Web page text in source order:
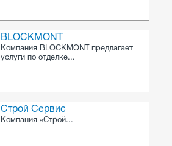
BLOCKMONT
Компания BLOCKMONT предлагает
услуги по отделке...
Строй Сервис
Компания «Строй...